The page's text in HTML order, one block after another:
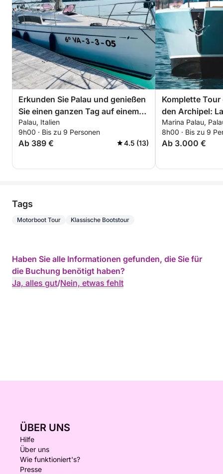
Erkunden Sie Palau und genießen
Sie einen ganzen Tag auf einem
Segelboot.
Palau, Italien
9h00 · Bis zu 9 Personen
Ab 389 € 4.5 (13)
Komplette
den Archipel:
Cavallo und
Marina Palau,
8h00 · Bis zu 9
Ab 3.000 €
Tags
Motorboot Tour Klassische Bootstour
Haben Sie alle Informationen gefunden, die Sie für
die Buchung benötigt haben?
Ja, alles gut/Nein, etwas fehlt
ÜBER UNS
Hilfe
Über uns
Wie funktioniert's?
Presse